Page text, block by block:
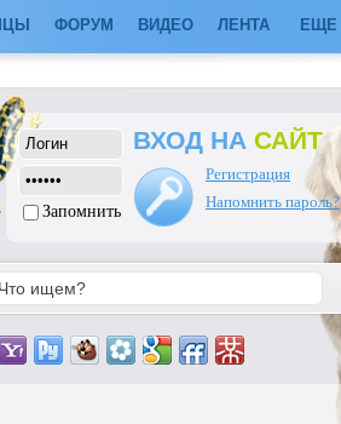
ФОРУМ ВИДЕО ЛЕНТА ЕЩЕ
Запомнить
ВХОД НА САЙТ
Регистрация
Напомнить пароль?